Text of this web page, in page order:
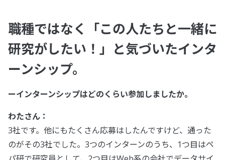
職種ではなく「この人たちと一緒に
研究がしたい！」と気づいたインタ
ーンシップ。
ーインターンシップはどのくらい参加しましたか。
わたさん：
3社です。他にもたくさん応募はしたんですけど、通った
のがその3社でした。3つのインターンのうち、1つ目はペ